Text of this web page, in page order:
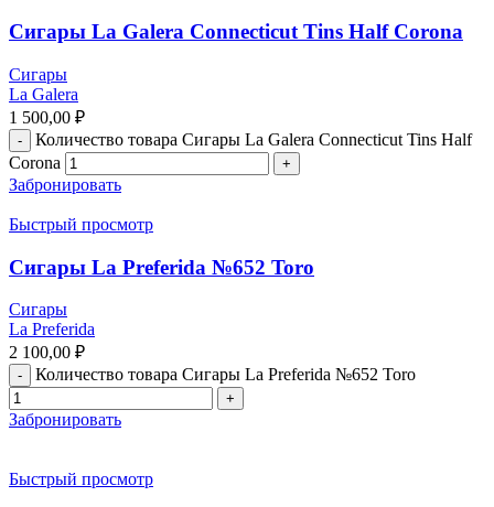
Сигары La Galera Connecticut Tins Half Corona
Сигары
La Galera
1 500,00 ₽
Количество товара Сигары La Galera Connecticut Tins Half
Corona
Забронировать
Быстрый просмотр
Сигары La Preferida №652 Toro
Сигары
La Preferida
2 100,00 ₽
Количество товара Сигары La Preferida №652 Toro
Забронировать
Быстрый просмотр